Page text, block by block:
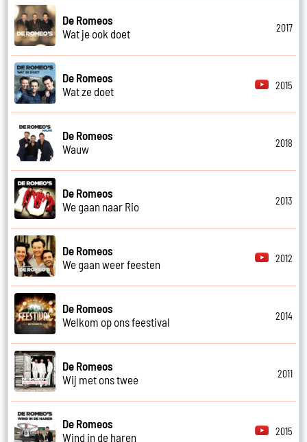
De Romeos
Wat je ook doet
2017
De Romeos
Wat ze doet
2015
De Romeos
Wauw
2018
De Romeos
We gaan naar Rio
2013
De Romeos
We gaan weer feesten
2012
De Romeos
Welkom op ons feestival
2014
De Romeos
Wij met ons twee
2011
De Romeos
Wind in de haren
2015